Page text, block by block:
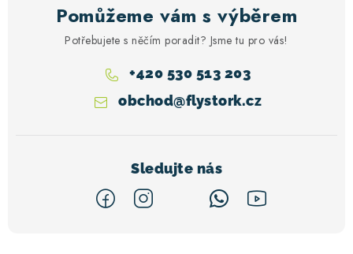
Pomůžeme vám s výběrem
Potřebujete s něčím poradit? Jsme tu pro vás!
obchod@flystork.cz
+420 530 513 203